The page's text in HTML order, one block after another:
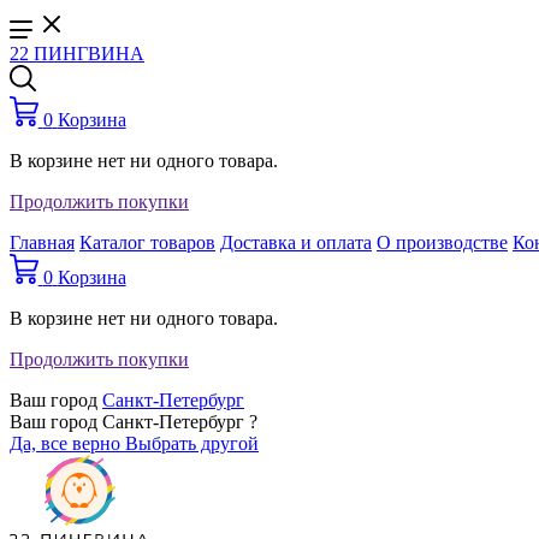
22 ПИНГВИНА
0 Корзина
В корзине нет ни одного товара.
Продолжить покупки
Главная Каталог товаров Доставка и оплата О производстве
0 Корзина
В корзине нет ни одного товара.
Продолжить покупки
Ваш город Санкт-Петербург
Ваш город Санкт-Петербург ?
Да, все верно Выбрать другой